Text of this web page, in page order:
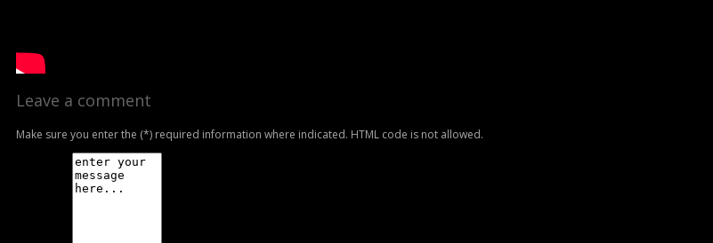
Leave a comment
Make sure you enter the (*) required information where indicated. HTML code is not allowed.